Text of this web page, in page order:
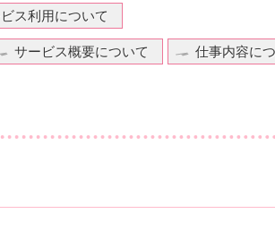
ス利用について
サービス概要について 仕事内容に